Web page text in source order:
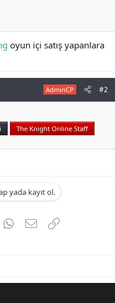
oyun içi satış yapanlara
AdminCP #2
The Knight Online Staff
yada kayıt ol.
WhatsApp
E-postaLink